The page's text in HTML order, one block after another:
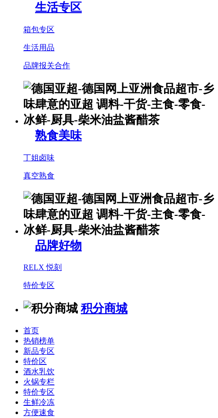
生活专区
箱包专区
生活用品
品牌报关合作
熟食美味
丁姐卤味
真空熟食
品牌好物
RELX 悦刻
特价专区
积分商城
首页
热销榜单
新品专区
特价区
酒水乳饮
火锅专栏
特价专区
生鲜冷冻
方便速食